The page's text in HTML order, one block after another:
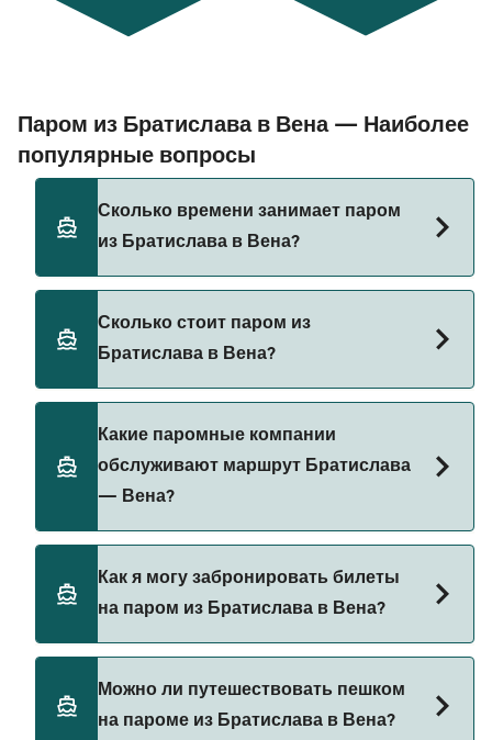
Паром из Братислава в Вена — Наиболее
популярные вопросы
Сколько времени занимает паром
из Братислава в Вена?
Вена составляет примерно 1 ч 30 мин.
Длительность рейса может меняться в
зависимости от сезона и оператора, поэтому
информацию через наш Поиск Сделок.
Сколько стоит паром из
Братислава в Вена?
меняться в зависимости от сезона. Средняя
цена парома из Братислава в Вена составляет
108₽. Цена указана без учета сборов за
бронирование.
Какие паромные компании
обслуживают маршрут Братислава
— Вена?
Братислава в Вена.
Как я могу забронировать билеты
на паром из Братислава в Вена?
наш поиск сделок и посетите нашу страницу
предложений, чтобы увидеть последние акции
Можно ли путешествовать пешком
на пароме из Братислава в Вена?